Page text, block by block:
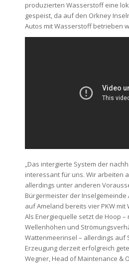
produzierten Wasserstoff eine
gespeist, da auf den Orkney
Autos mit Wasserstoff betrieben
„Das intergierte System der
interessant für uns. Wir arbeiten
allerdings unter anderen
Bürgermeister der Inselgemeinde
auf Ameland bereits vier PKW
Als Energiequelle setzt de Hoop
Wellenhöhen und
Wattenmeerinsel – allerdings auf
Erzeugung derzeit erfolgreich
Wegner, Head of Maintenance &